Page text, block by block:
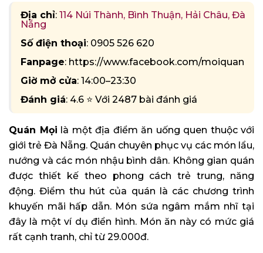
Địa chỉ: 114 Núi Thành, Bình Thuận, Hải Châu, Đà
Nẵng
Số điện thoại: 0905 526 620
Fanpage: https://www.facebook.com/moiquan
Giờ mở cửa: 14:00–23:30
Đánh giá: 4.6 ⭐ Với 2487 bài đánh giá
Quán Mọi là một địa điểm ăn uống quen thuộc với
giới trẻ Đà Nẵng. Quán chuyên phục vụ các món lẩu,
nướng và các món nhậu bình dân. Không gian quán
được thiết kế theo phong cách trẻ trung, năng
động. Điểm thu hút của quán là các chương trình
khuyến mãi hấp dẫn. Món sứa ngâm mắm nhĩ tại
đây là một ví dụ điển hình. Món ăn này có mức giá
rất cạnh tranh, chỉ từ 29.000đ.